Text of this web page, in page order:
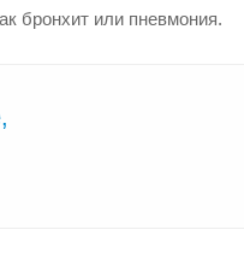
бронхит или пневмония.